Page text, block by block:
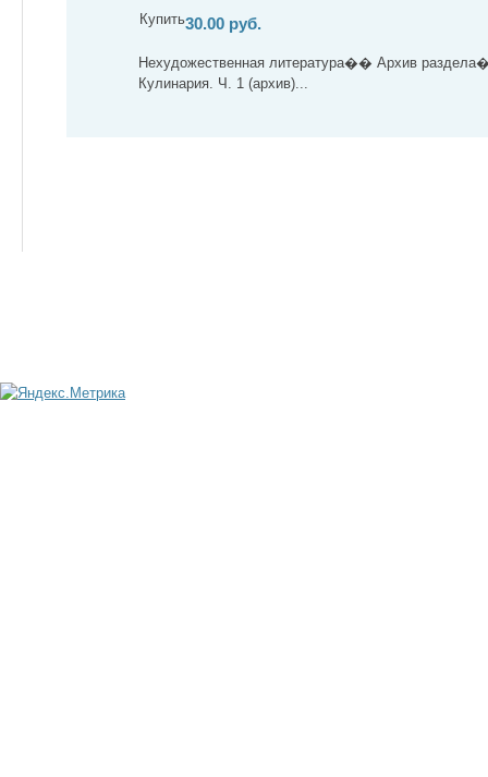
Купить30.00 руб.
Нехудожественная литература�� Архив
Кулинария. Ч. 1 (архив)...